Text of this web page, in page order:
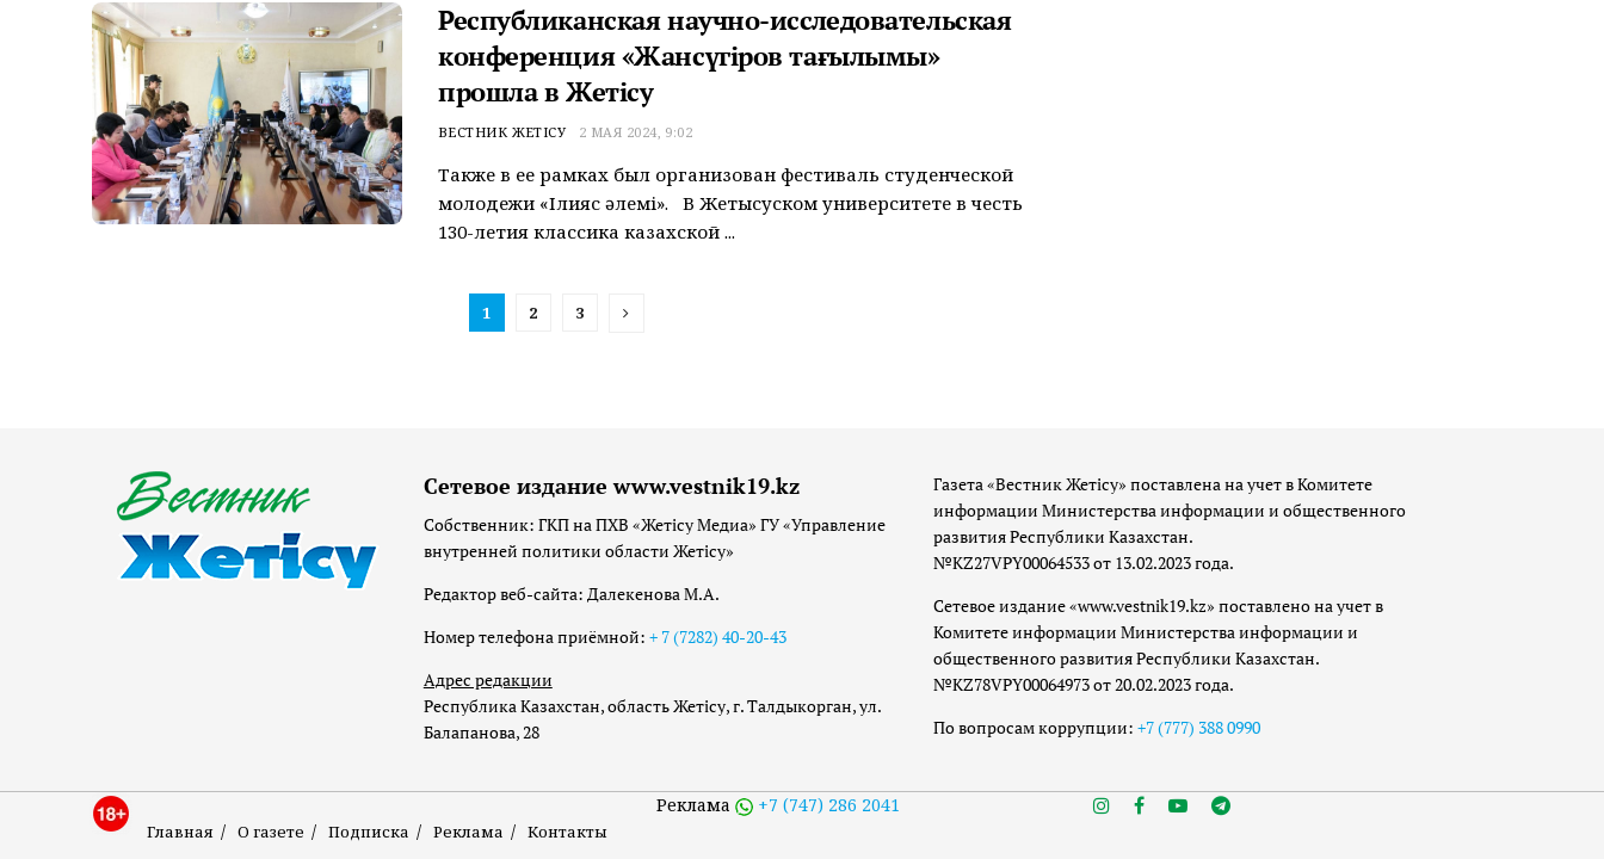
Республиканская научно-исследовательская
конференция «Жансүгіров тағылымы»
прошла в Жетісу
ВЕСТНИК ЖЕТІСУ 2 МАЯ 2024, 9:02
Также в ее рамках был организован фестиваль студенческой
молодежи «Ілияс әлемі». В Жетысуском университете в честь
130-летия классика казахской ...
1 2 3
Сетевое издание www.vestnik19.kz
Собственник: ГКП на ПХВ «Жетісу Медиа» ГУ «Управление
внутренней политики области Жетісу»
Редактор веб-сайта: Далекенова М.А.
Номер телефона приёмной: + 7 (7282) 40-20-43
Адрес редакции
Республика Казахстан, область Жетісу, г. Талдыкорган, ул.
Балапанова, 28
Газета «Вестник Жетісу» поставлена на учет в Комитете
информации Министерства информации и общественного
развития Республики Казахстан.
№KZ27VPY00064533 от 13.02.2023 года.
Сетевое издание «www.vestnik19.kz» поставлено на учет в
Комитете информации Министерства информации и
общественного развития Республики Казахстан.
№KZ78VPY00064973 от 20.02.2023 года.
По вопросам коррупции: +7 (777) 388 0990
Главная О газете Подписка Реклама Контакты
Реклама +7 (747) 286 2041